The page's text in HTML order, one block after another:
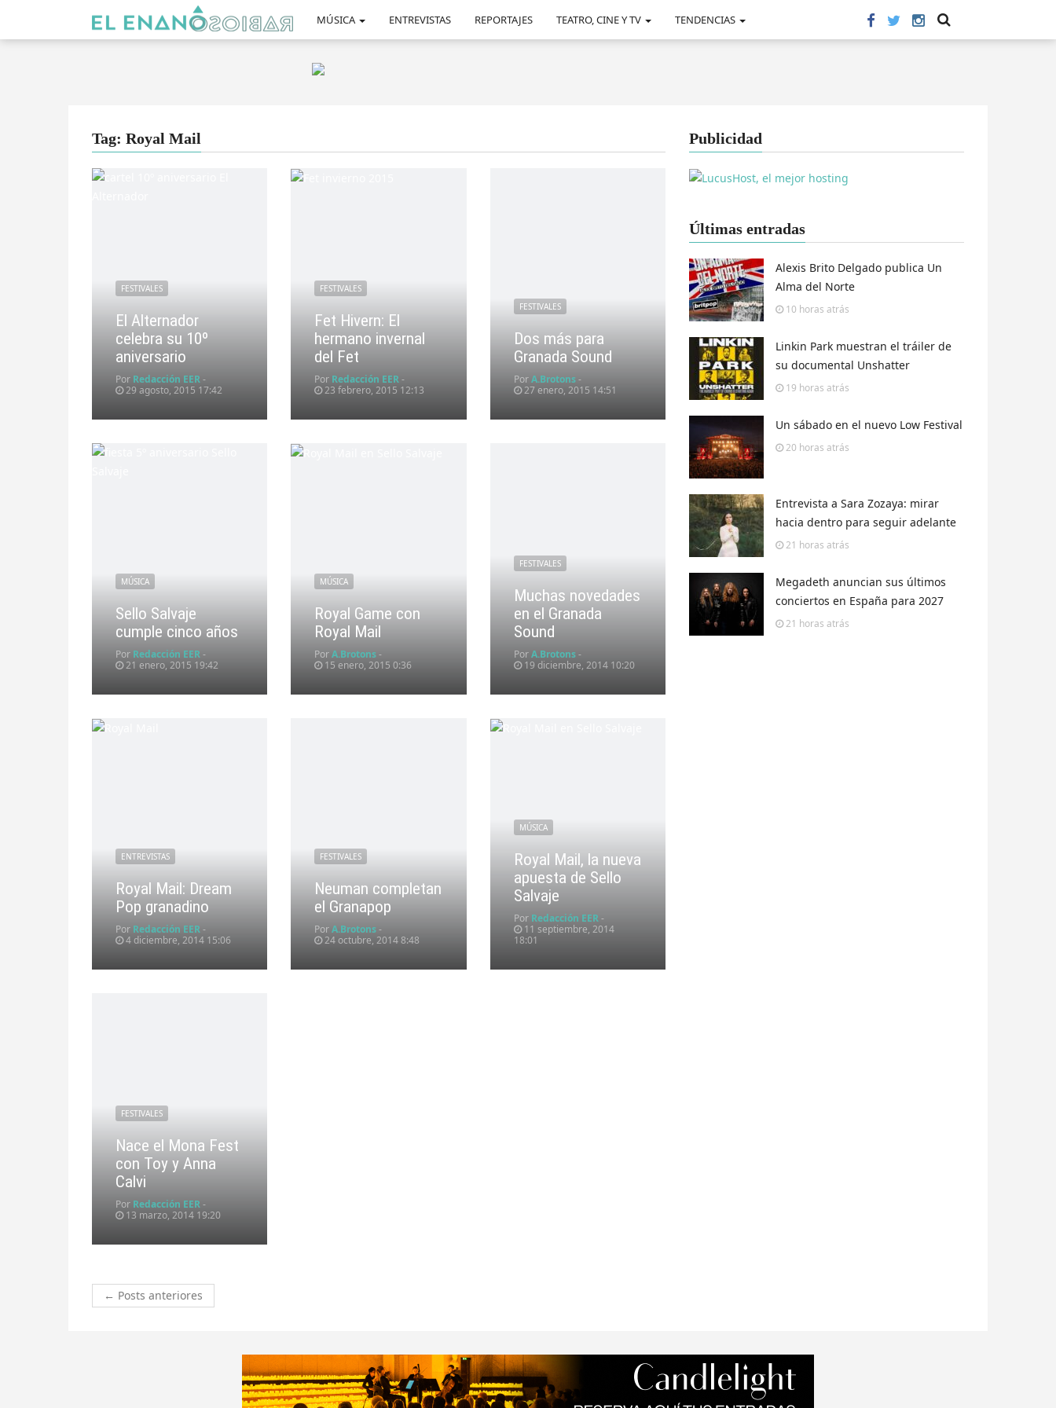
MÚSICA ENTREVISTAS REPORTAJES TEATRO, CINE Y TV TENDENCIAS
Tag: Royal Mail
FESTIVALES
El Alternador
celebra su 10º
aniversario
Por Redacción EER-
29 agosto, 2015 17:42
FESTIVALES
Fet Hivern: El
hermano invernal
del Fet
Por Redacción EER-
23 febrero, 2015 12:13
FESTIVALES
Dos más para
Granada Sound
PorA.Brotons-
27 enero, 2015 14:51
MÚSICA
Sello Salvaje
cumple cinco años
Por Redacción EER-
21 enero, 2015 19:42
MÚSICA
Royal Game con
Royal Mail
PorA.Brotons-
15 enero, 2015 0:36
FESTIVALES
Muchas novedades
en el Granada
Sound
PorA.Brotons-
19 diciembre, 2014 10:20
ENTREVISTAS
Royal Mail: Dream
Pop granadino
Por Redacción EER-
4 diciembre, 2014 15:06
FESTIVALES
Neuman completan
el Granapop
PorA.Brotons-
24 octubre, 2014 8:48
MÚSICA
Royal Mail, la nueva
apuesta de Sello
Salvaje
Por Redacción EER-
11 septiembre, 2014
18:01
FESTIVALES
Nace el Mona Fest
con Toy y Anna
Calvi
Por Redacción EER-
13 marzo, 2014 19:20
← Posts anteriores
Publicidad
Últimas entradas
Alexis Brito Delgado publica Un
Alma del Norte
10 horas atrás
Linkin Park muestran el tráiler de
su documental Unshatter
19 horas atrás
Un sábado en el nuevo Low Festival
20 horas atrás
Entrevista a Sara Zozaya: mirar
hacia dentro para seguir adelante
21 horas atrás
Megadeth anuncian sus últimos
conciertos en España para 2027
21 horas atrás